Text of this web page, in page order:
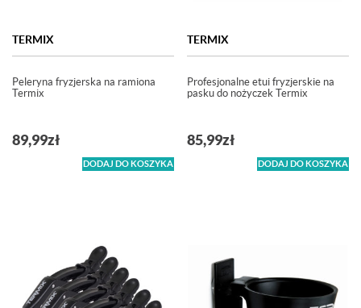
TERMIX
Peleryna fryzjerska na ramiona
Termix
89,99zł
DODAJ DO KOSZYKA
TERMIX
Profesjonalne etui fryzjerskie na
pasku do nożyczek Termix
85,99zł
DODAJ DO KOSZYKA